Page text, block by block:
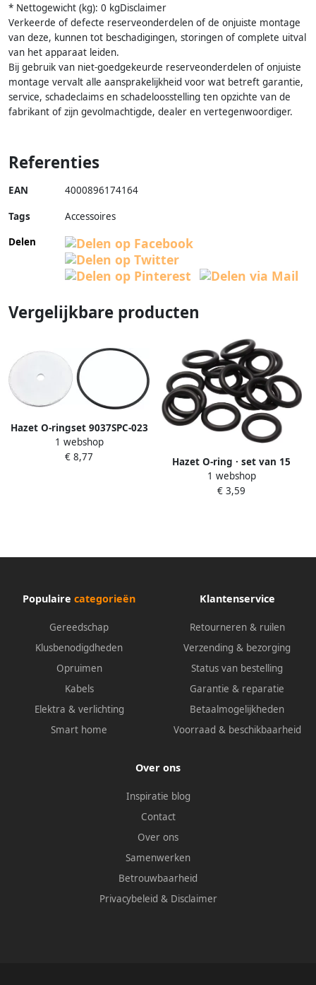
* Nettogewicht (kg): 0 kgDisclaimer
Verkeerde of defecte reserveonderdelen of de onjuiste montage
van deze, kunnen tot beschadigingen, storingen of complete uitval
van het apparaat leiden.
Bij gebruik van niet-goedgekeurde reserveonderdelen of onjuiste
montage vervalt alle aansprakelijkheid voor wat betreft garantie,
service, schadeclaims en schadeloosstelling ten opzichte van de
fabrikant of zijn gevolmachtigde, dealer en vertegenwoordiger.
Referenties
EAN 4000896174164
Tags
Accessoires
Delen
Vergelijkbare producten
Hazet O-ringset 9037SPC-023
2
1 webshop
€ 8,77
Hazet O-ring · set van 15
stuks 9011MG-015 15
1 webshop
€ 3,59
Populaire categorieën
Gereedschap
Klusbenodigdheden
Opruimen
Kabels
Elektra & verlichting
Smart home
Klantenservice
Retourneren & ruilen
Verzending & bezorging
Status van bestelling
Garantie & reparatie
Betaalmogelijkheden
Voorraad & beschikbaarheid
Over ons
Inspiratie blog
Contact
Over ons
Samenwerken
Betrouwbaarheid
Privacybeleid & Disclaimer